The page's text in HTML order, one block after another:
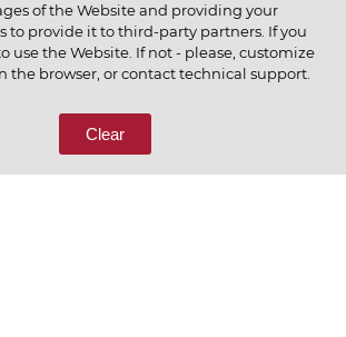
65-66
of the Website and providing your
to provide it to third-party partners. If you
use the Website. If not - please, customize
the browser, or contact technical support.
Clear